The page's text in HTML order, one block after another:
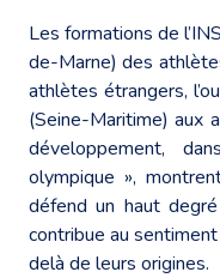
Les formations de
de-Marne) des
athlètes étrangers,
(Seine-Maritime) aux
développement,
olympique »,
défend un haut
contribue au
delà de leurs origines.